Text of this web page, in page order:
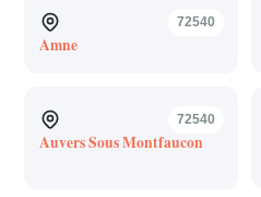
72540
Amne
72540
Auvers Sous Montfaucon